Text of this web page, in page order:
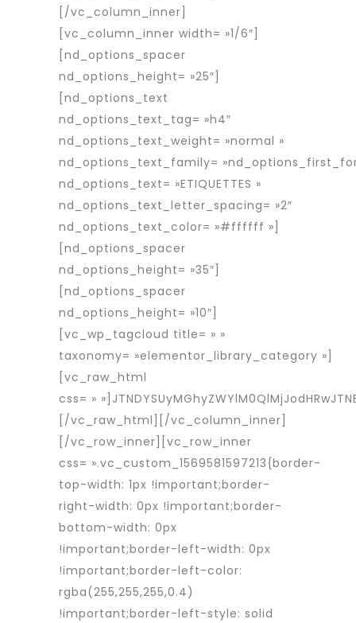
[/vc_column_inner]
[vc_column_inner width= »1/6″]
[nd_options_spacer
nd_options_height= »25″]
[nd_options_text
nd_options_text_tag= »h4″
nd_options_text_weight= »normal »
nd_options_text_family=
nd_options_text= »ETIQUETTES »
nd_options_text_letter_spacing= »2″
nd_options_text_color= »#ffffff »]
[nd_options_spacer
nd_options_height= »35″]
[nd_options_spacer
nd_options_height= »10″]
[vc_wp_tagcloud title= » »
taxonomy= »elementor_library_category »]
[vc_raw_html
css= »
[/vc_raw_html][/vc_column_inner]
[/vc_row_inner][vc_row_inner
css= ».vc_custom_1569581597213{border-
top-width: 1px !important;border-
right-width: 0px !important;border-
bottom-width: 0px
!important;border-left-width: 0px
!important;border-left-color:
rgba(255,255,255,0.4)
!important;border-left-style: solid